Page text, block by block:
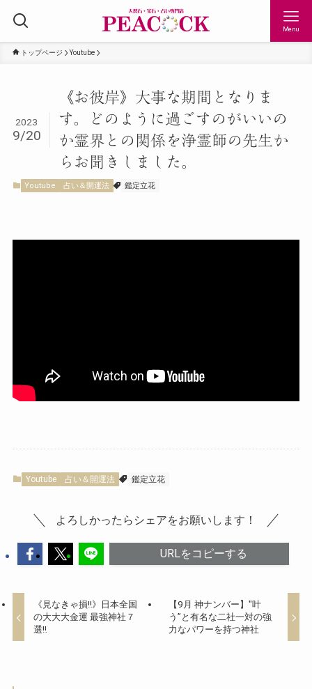
Menu
トップページ Youtube
《お彼岸》大事な期間となりま
す。どのように過ごすのがいいの
か霊界との関係を浄霊師の先生か
らお聞きしました。
2023
9/20
Youtube 占い＆開運法 鑑定立花
Youtube 占い＆開運法 鑑定立花
よろしかったらシェアをお願いします！
URLをコピーする
《見なきゃ損‼︎》日本全国
の大大大金運 最強神社７
選‼︎
【9月 神ナンバー】"叶
う”と有名な二社一対の強
力なパワーを持つ神社